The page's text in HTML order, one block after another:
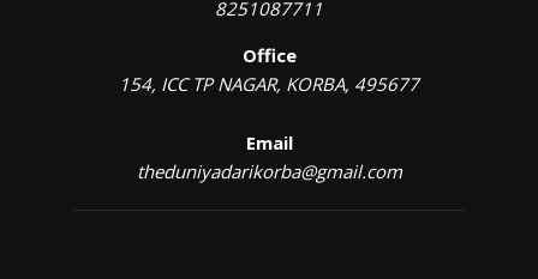
8251087711
Office
154, ICC TP NAGAR, KORBA, 495677
Email
theduniyadarikorba@gmail.com